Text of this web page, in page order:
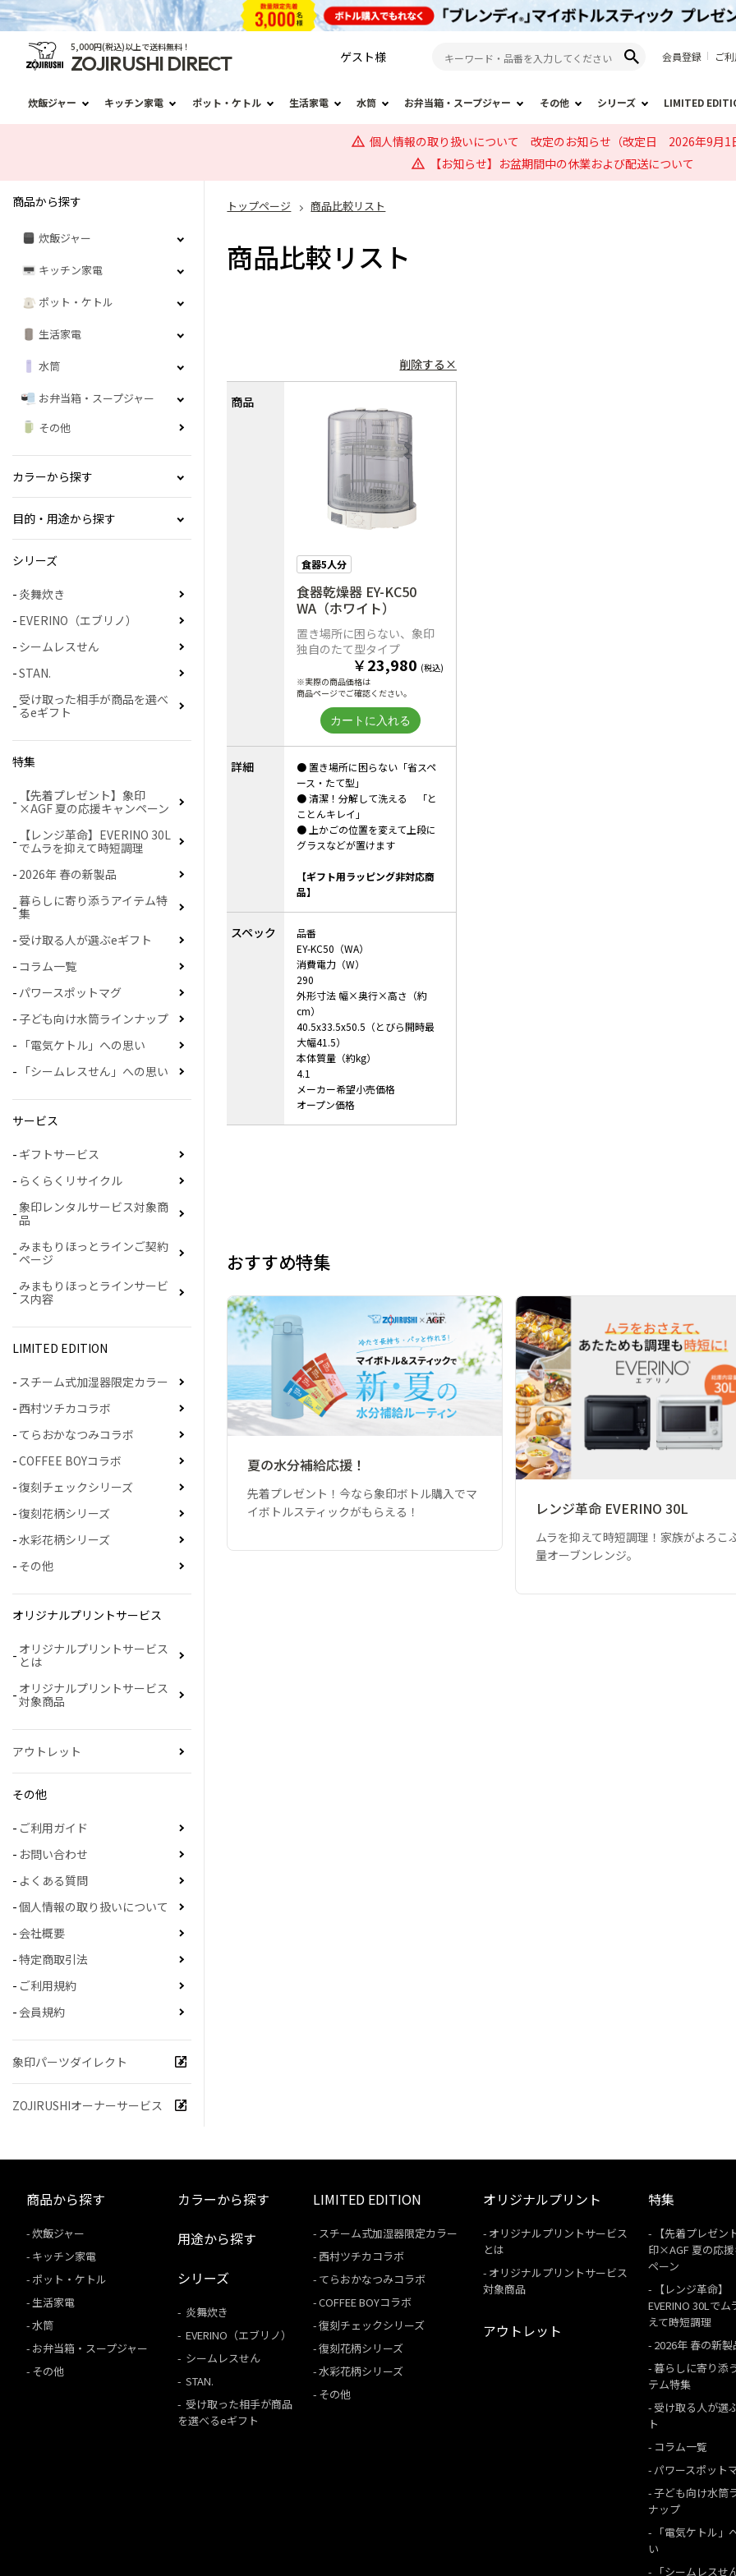
5,000円(税込)以上で送料無料！
ZOJIRUSHI DIRECT ゲスト様 会員登録 ご
炊飯ジャー キッチン家電 ポット・ケトル 生活家電 水筒 お弁当箱・スープジャー その他 シリーズ LIMITED
個人情報の取り扱いについて 改定のお知らせ（改定日 2026年9月1
【お知らせ】お盆期間中の休業および配送について
トップページ 商品比較リスト
商品比較リスト
商品
詳細
スペック
削除する×
食器5人分
食器乾燥器 EY-KC50
WA（ホワイト）
置き場所に困らない、象印
独自のたて型タイプ
￥23,980 (税込)
※実際の商品価格は
商品ページでご確認ください。
● 置き場所に困らない「省スペ
ース・たて型」
● 清潔！分解して洗える 「と
ことんキレイ」
● 上かごの位置を変えて上段に
グラスなどが置けます
【ギフト用ラッピング非対応商
品】
品番
EY-KC50（WA）
消費電力（W）
290
外形寸法 幅×奥行×高さ（約
cm）
40.5x33.5x50.5（とびら開時最
大幅41.5）
本体質量（約kg）
4.1
メーカー希望小売価格
オープン価格
おすすめ特集
夏の水分補給応援！
先着プレゼント！今なら象印ボトル購入でマ
イボトルスティックがもらえる！
レンジ革命 EVERINO 30L
ムラを抑えて時短調理！家族がよろこ
量オーブンレンジ。
商品から探す
炊飯ジャー
キッチン家電
ポット・ケトル
生活家電
水筒
お弁当箱・スープジャー
その他
カラーから探す
目的・用途から探す
シリーズ
炎舞炊き
EVERINO（エブリノ）
シームレスせん
STAN.
受け取った相手が商品を選べ
るeギフト
特集
【先着プレゼント】象印
×AGF 夏の応援キャンペーン
【レンジ革命】EVERINO 30L
でムラを抑えて時短調理
2026年 春の新製品
暮らしに寄り添うアイテム特
集
受け取る人が選ぶeギフト
コラム一覧
パワースポットマグ
子ども向け水筒ラインナップ
「電気ケトル」への思い
「シームレスせん」への思い
サービス
ギフトサービス
らくらくリサイクル
象印レンタルサービス対象商
品
みまもりほっとラインご契約
ページ
みまもりほっとラインサービ
ス内容
LIMITED EDITION
スチーム式加湿器限定カラー
西村ツチカコラボ
てらおかなつみコラボ
COFFEE BOYコラボ
復刻チェックシリーズ
復刻花柄シリーズ
水彩花柄シリーズ
その他
オリジナルプリントサービス
オリジナルプリントサービス
とは
オリジナルプリントサービス
対象商品
アウトレット
その他
ご利用ガイド
お問い合わせ
よくある質問
個人情報の取り扱いについて
会社概要
特定商取引法
ご利用規約
会員規約
象印パーツダイレクト
ZOJIRUSHIオーナーサービス
商品から探す
炊飯ジャー
キッチン家電
ポット・ケトル
生活家電
水筒
お弁当箱・スープジャー
その他
カラーから探す
用途から探す
シリーズ
炎舞炊き
EVERINO（エブリノ）
シームレスせん
STAN.
受け取った相手が商品
を選べるeギフト
LIMITED EDITION
スチーム式加湿器限定カラー
西村ツチカコラボ
てらおかなつみコラボ
COFFEE BOYコラボ
復刻チェックシリーズ
復刻花柄シリーズ
水彩花柄シリーズ
その他
オリジナルプリント
オリジナルプリントサービス
とは
オリジナルプリントサービス
対象商品
アウトレット
特集
【先着プレゼン
印×AGF 夏の応
ペーン
【レンジ革命】
EVERINO 30Lでム
えて時短調理
2026年 春の新製
暮らしに寄り添
テム特集
受け取る人が選
ト
コラム一覧
パワースポット
子ども向け水筒
ナップ
「電気ケトル」
い
「シームレスせ